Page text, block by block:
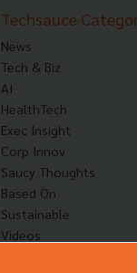
Techsauce
News
Tech & Biz
AI
HealthTech
Exec Insight
Corp Innov
Saucy Thoughts
Based On
Sustainable
Videos